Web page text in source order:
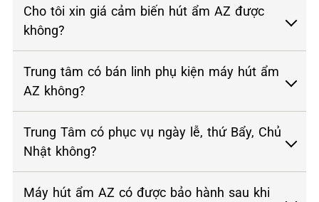
Cho tôi xin giá cảm biến hút ẩm AZ được
không?
Trung tâm có bán linh phụ kiện máy hút ẩm
AZ không?
Trung Tâm có phục vụ ngày lễ, thứ Bẩy, Chủ
Nhật không?
Máy hút ẩm AZ có được bảo hành sau khi